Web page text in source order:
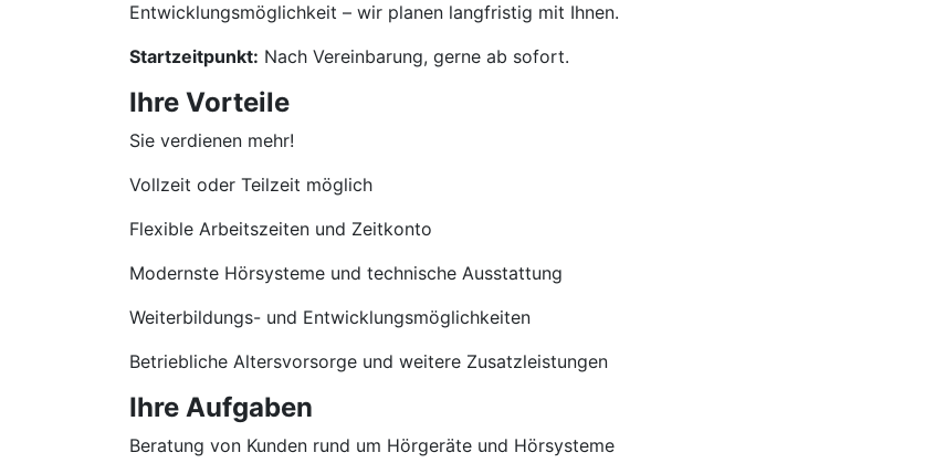
Entwicklungsmöglichkeit – wir planen langfristig mit Ihnen.
Startzeitpunkt: Nach Vereinbarung, gerne ab sofort.
Ihre Vorteile
Sie verdienen mehr!
Vollzeit oder Teilzeit möglich
Flexible Arbeitszeiten und Zeitkonto
Modernste Hörsysteme und technische Ausstattung
Weiterbildungs- und Entwicklungsmöglichkeiten
Betriebliche Altersvorsorge und weitere Zusatzleistungen
Ihre Aufgaben
Beratung von Kunden rund um Hörgeräte und Hörsysteme